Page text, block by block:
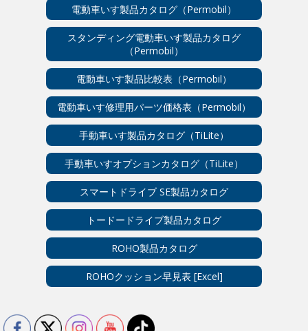
電動車いす製品カタログ（Permobil）
スタンディング電動車いす製品カタログ
（Permobil）
電動車いす製品比較表（Permobil）
電動車いす修理用パーツ価格表（Permobil）
手動車いす製品カタログ（TiLite）
手動車いすオプションカタログ（TiLite）
スマートドライブ SE製品カタログ
トードードライブ製品カタログ
ROHO製品カタログ
ROHOクッション早見表 [Excel]